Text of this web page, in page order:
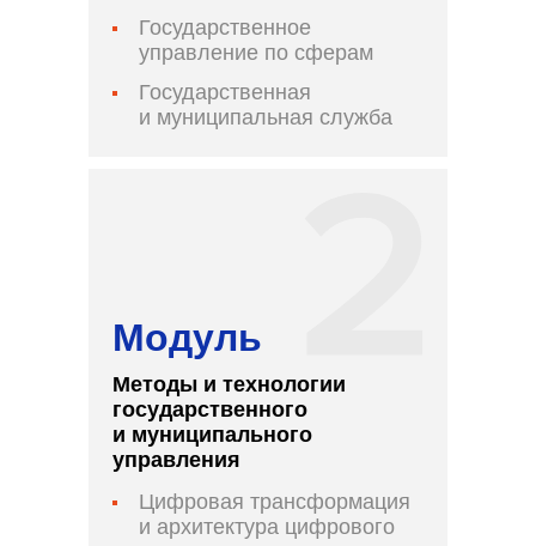
Модуль
Методы и технологии
государственного
и муниципального
управления
Цифровая трансформация
и архитектура цифрового
Государственное
управление по сферам
Государственная
и муниципальная служба